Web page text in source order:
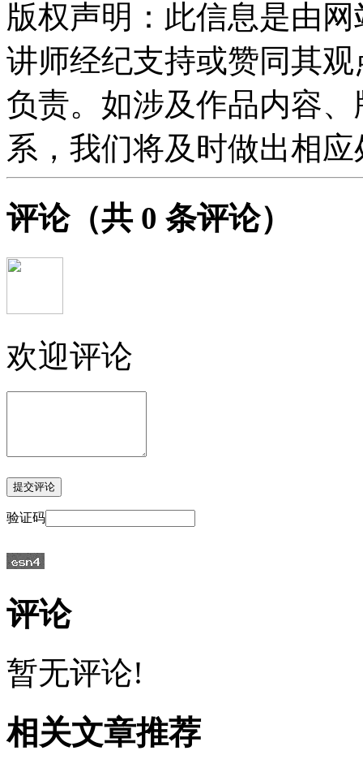
版权声明：此信息是由
讲师经纪支持或赞同其
负责。如涉及作品内容
系，我们将及时做出相
评论（共 0 条评论）
欢迎评论
验证码
评论
暂无评论!
相关文章推荐